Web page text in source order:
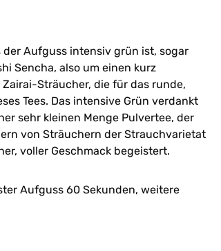
der Aufguss intensiv grün ist, sogar
Sencha, also um einen kurz
Sträucher, die für das runde,
Tees. Das intensive Grün verdankt
sehr kleinen Menge Pulvertee, der
von Sträuchern der Strauchvarietat
voller Geschmack begeistert.
Aufguss 60 Sekunden, weitere